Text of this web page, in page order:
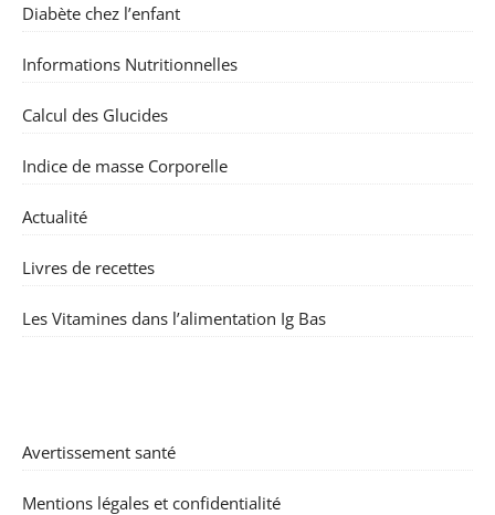
Diabète chez l’enfant
Informations Nutritionnelles
Calcul des Glucides
Indice de masse Corporelle
Actualité
Livres de recettes
Les Vitamines dans l’alimentation Ig Bas
Avertissement santé
Mentions légales et confidentialité